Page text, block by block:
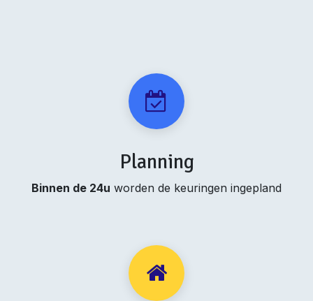
Planning
Binnen de 24u worden de keuringen ingepland